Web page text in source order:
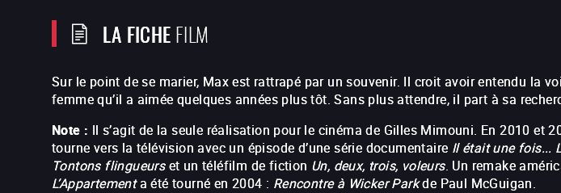
LA FICHEFILM
Sur le point de se marier, Max est rattrapé par un souvenir. Il croit avoir entendu la
femme qu’il a aimée quelques années plus tôt. Sans plus attendre, il part à sa
Note : Il s’agit de la seule réalisation pour le cinéma de Gilles Mimouni. En 2010 et
tourne vers la télévision avec un épisode d’une série documentaire Il était une fois...
Tontons flingueurset un téléfilm de fiction Un, deux, trois, voleurs. Un remake
L’Appartementa été tourné en 2004 : Rencontre à Wicker Parkde Paul McGuigan.